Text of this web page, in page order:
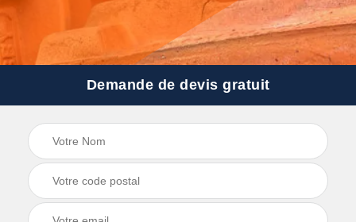
Demande de devis gratuit